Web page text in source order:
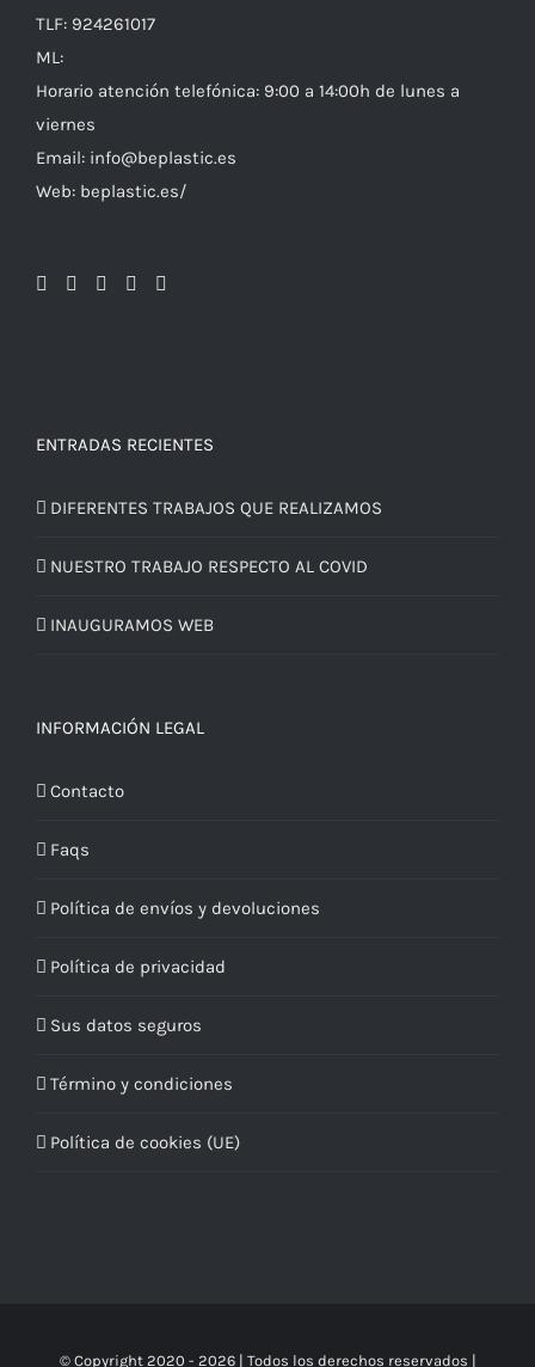
TLF: 924261017
ML:
Horario atención telefónica: 9:00 a 14:00h de lunes a
viernes
Email: info@beplastic.es
Web: beplastic.es/
ENTRADAS RECIENTES
DIFERENTES TRABAJOS QUE REALIZAMOS
NUESTRO TRABAJO RESPECTO AL COVID
INAUGURAMOS WEB
INFORMACIÓN LEGAL
Contacto
Faqs
Política de envíos y devoluciones
Política de privacidad
Sus datos seguros
Término y condiciones
Política de cookies (UE)
© Copyright 2020 - 2026 | Todos los derechos reservados |